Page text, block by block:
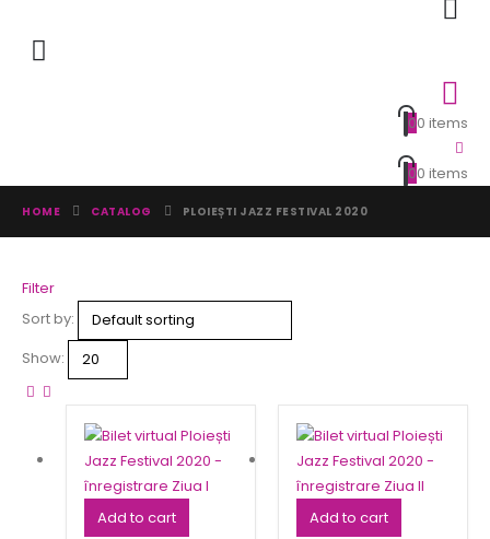
00 items
00 items
HOME CATALOG PLOIEȘTI JAZZ FESTIVAL 2020
Filter
Sort by:
Show:
Add to cart Add to cart